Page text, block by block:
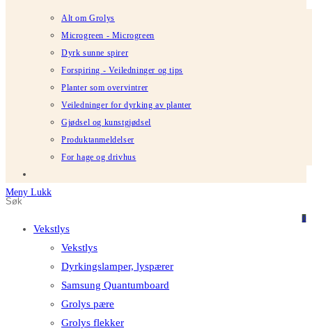
Alt om Grolys
Microgreen - Microgreen
Dyrk sunne spirer
Forspiring - Veiledninger og tips
Planter som overvintrer
Veiledninger for dyrking av planter
Gjødsel og kunstgjødsel
Produktanmeldelser
For hage og drivhus
0
Meny Lukk
Søk
å
lukke
Vekstlys
Vekstlys
Dyrkingslamper, lyspærer
Samsung Quantumboard
Grolys pære
Grolys flekker